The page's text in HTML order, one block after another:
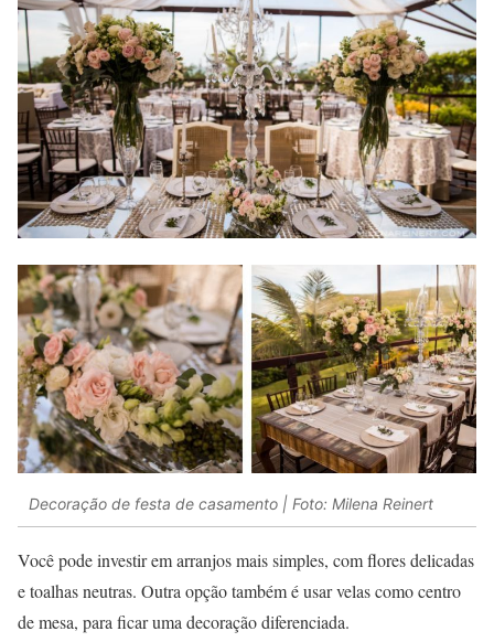
Decoração de festa de casamento | Foto: Milena Reinert
Você pode investir em arranjos mais simples, com flores delicadas
e toalhas neutras. Outra opção também é usar velas como centro
de mesa, para ficar uma decoração diferenciada.